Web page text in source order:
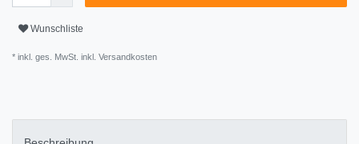
Wunschliste
* inkl. ges. MwSt. inkl. Versandkosten